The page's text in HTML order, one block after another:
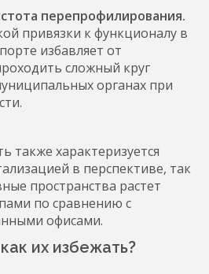
перепрофилирования.
привязки к функционалу в
избавляет от
сложный круг
органах при
также характеризуется
в перспективе, так
пространства растет
по сравнению с
офисами.
их избежать?